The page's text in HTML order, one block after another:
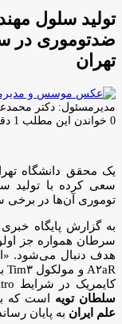
تولید سلول
ضدتوموری در
تهران
مدیرمسئول: دکتر
0 خواندن این مطلب 1 دقیقه زمان میبرد
یک محقق دانشگاه
سعی کرده با تولید
توموری آن‌ها در
به گزارش پایگاه خبری
سرطان همواره جز
هدف دنبال می‌شود.
کایمریک در شرایط in vitro و in vivo» عنوان رساله دکتری
سلطان تویه است که
علم ایران به پایان